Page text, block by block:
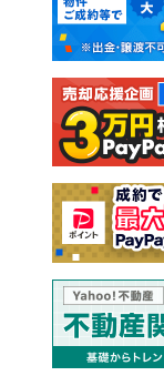
新築一戸建て
注文住宅
売却査定